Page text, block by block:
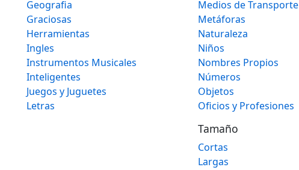
Geografia
Graciosas
Herramientas
Ingles
Instrumentos Musicales
Inteligentes
Juegos y Juguetes
Letras
Medios de Transporte
Metáforas
Naturaleza
Niños
Nombres Propios
Números
Objetos
Oficios y Profesiones
Tamaño
Cortas
Largas